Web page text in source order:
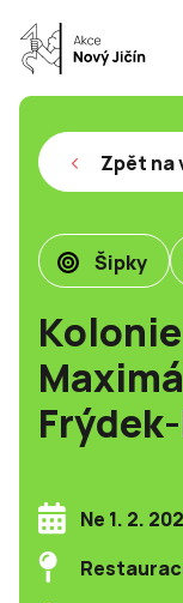
Zpět na
Šipky
Ne 1. 2.